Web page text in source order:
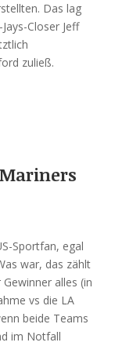
Das lag
Closer Jeff
zuließ.
Sportfan, egal
war, das zählt
alles (in
vs die LA
beide Teams
im Notfall